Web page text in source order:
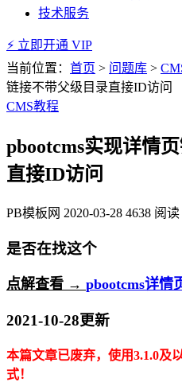
技术服务
⚡ 立即开通 VIP
当前位置： 首页 > 问题库 >
链接不带父级目录直接ID访问
CMS教程
pbootcms实现详情
直接ID访问
PB模板网 2020-03-28 4638 阅读
是否在找这个
点解查看 → pbootcms详情
2021-10-28更新
本篇文章已废弃，使用3.1.0及
式！